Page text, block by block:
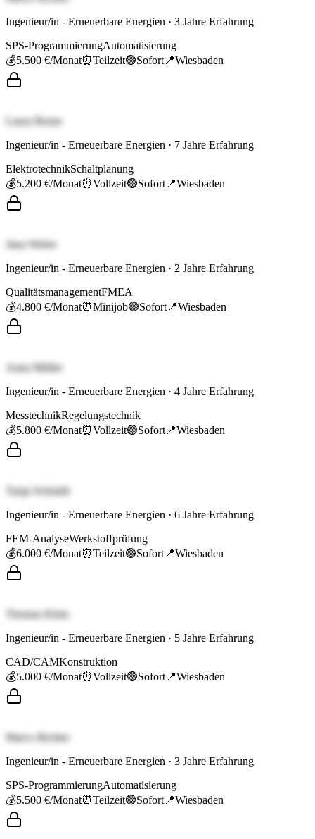
Ingenieur/in - Erneuerbare Energien · 3 Jahre Erfahrung
SPS-ProgrammierungAutomatisierung
💰5.500 €/Monat⏰Teilzeit🟢Sofort 📍Wiesbaden
Laura Braun
Ingenieur/in - Erneuerbare Energien · 7 Jahre Erfahrung
ElektrotechnikSchaltplanung
💰5.200 €/Monat⏰Vollzeit🟢Sofort 📍Wiesbaden
Jana Weber
Ingenieur/in - Erneuerbare Energien · 2 Jahre Erfahrung
QualitätsmanagementFMEA
💰4.800 €/Monat⏰Minijob🟢Sofort 📍Wiesbaden
Anna Müller
Ingenieur/in - Erneuerbare Energien · 4 Jahre Erfahrung
MesstechnikRegelungstechnik
💰5.800 €/Monat⏰Vollzeit🟢Sofort 📍Wiesbaden
Tanja Schmidt
Ingenieur/in - Erneuerbare Energien · 6 Jahre Erfahrung
FEM-AnalyseWerkstoffprüfung
💰6.000 €/Monat⏰Teilzeit🟢Sofort 📍Wiesbaden
Thomas Klein
Ingenieur/in - Erneuerbare Energien · 5 Jahre Erfahrung
CAD/CAMKonstruktion
💰5.000 €/Monat⏰Vollzeit🟢Sofort 📍Wiesbaden
Marco Richter
Ingenieur/in - Erneuerbare Energien · 3 Jahre Erfahrung
SPS-ProgrammierungAutomatisierung
💰5.500 €/Monat⏰Teilzeit🟢Sofort 📍Wiesbaden